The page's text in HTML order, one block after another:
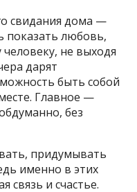
свидания дома —
показать любовь,
не выходя
дарят
быть собой
Главное —
без
придумывать
именно в этих
связь и счастье.